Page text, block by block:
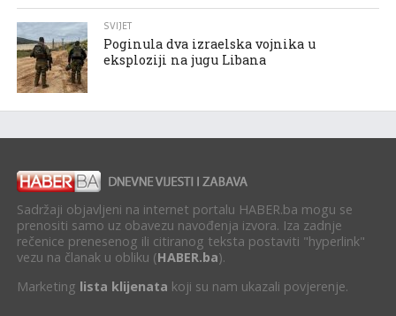
SVIJET
Poginula dva izraelska vojnika u
eksploziji na jugu Libana
Sadržaji objavljeni na internet portalu HABER.ba mogu se
prenositi samo uz obavezu navođenja izvora. Iza zadnje
rečenice prenesenog ili citiranog teksta postaviti "hyperlink"
vezu na članak u obliku (HABER.ba).
Marketing lista klijenata koji su nam ukazali povjerenje.